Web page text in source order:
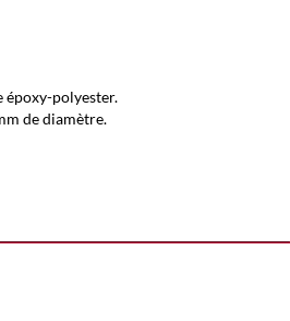
époxy-polyester.
de diamètre.